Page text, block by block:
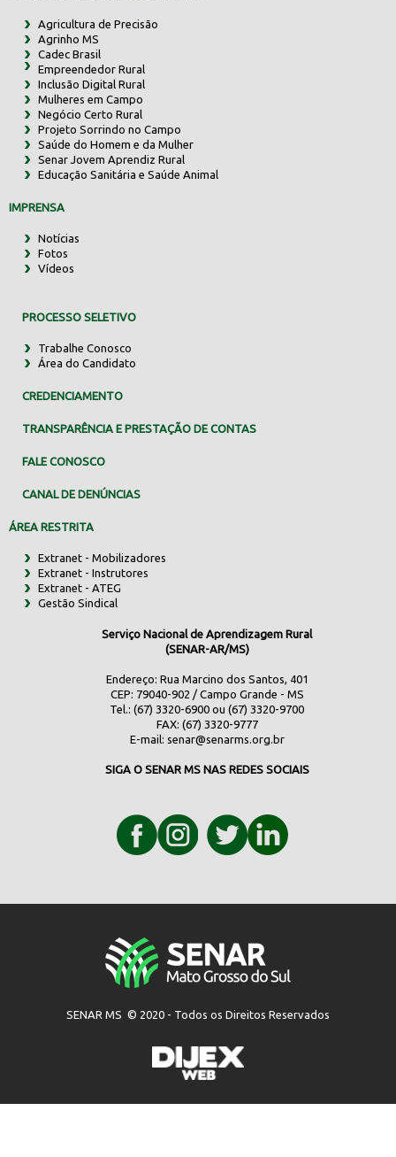
Agricultura de Precisão
Agrinho MS
Cadec Brasil
Empreendedor Rural
Inclusão Digital Rural
Mulheres em Campo
Negócio Certo Rural
Projeto Sorrindo no Campo
Saúde do Homem e da Mulher
Senar Jovem Aprendiz Rural
Educação Sanitária e Saúde Animal
IMPRENSA
Notícias
Fotos
Vídeos
PROCESSO SELETIVO
Trabalhe Conosco
Área do Candidato
CREDENCIAMENTO
TRANSPARÊNCIA E PRESTAÇÃO DE CONTAS
FALE CONOSCO
CANAL DE DENÚNCIAS
ÁREA RESTRITA
Extranet - Mobilizadores
Extranet - Instrutores
Extranet - ATEG
Gestão Sindical
Serviço Nacional de Aprendizagem Rural
(SENAR-AR/MS)
Endereço: Rua Marcino dos Santos, 401
CEP: 79040-902 / Campo Grande - MS
Tel.: (67) 3320-6900 ou (67) 3320-9700
FAX: (67) 3320-9777
E-mail: senar@senarms.org.br
SIGA O SENAR MS NAS REDES SOCIAIS
SENAR MS © 2020 - Todos os Direitos Reservados